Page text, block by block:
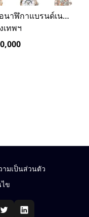
รับซื้อนาฬิกาแบรนด์เนมแท้
เทพฯ
ามเป็นส่วนตัว
ข